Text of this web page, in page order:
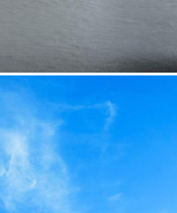
деятельности